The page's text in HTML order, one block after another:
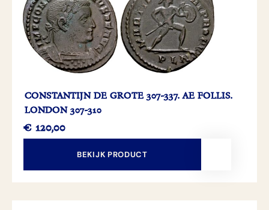
CONSTANTIJN DE GROTE 307-337. AE FOLLIS.
LONDON 307-310
€ 120,00
BEKIJK PRODUCT